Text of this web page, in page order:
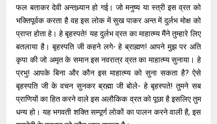
फल बताकर देवी अन्तध्र्यान हो गई। जो मनुष्य या स्त्री इस व्रत को
भक्तिपूर्वक करता है वह इस लोक में सुख पाकर अन्त में दुर्लभ मोक्ष को
प्राप्त होता हे। हे बृहस्पते! यह दुर्लभ व्रत का माहात्म्य मैंने तुम्हारे लिए
बतलाया है। बृहस्पति जी कहने लगे- हे ब्राह्मण! आपने मुझ पर अति
कृपा की जो अमृत के समान इस नवरात्र व्रत का माहात्म्य सुनाया। हे
प्रभु! आपके बिना और कौन इस माहात्म्य को सुना सकता है? ऐसे
बृहस्पति जी के वचन सुनकर ब्रह्मा जी बोले- हे बृहस्पते! तुमने सब
प्राणियों का हित करने वाले इस अलौकिक व्रत को पूछा है इसलिए तुम
धन्य हो। यह भगवती शक्ति सम्पूर्ण लोकों का पालन करने वाली है, इस